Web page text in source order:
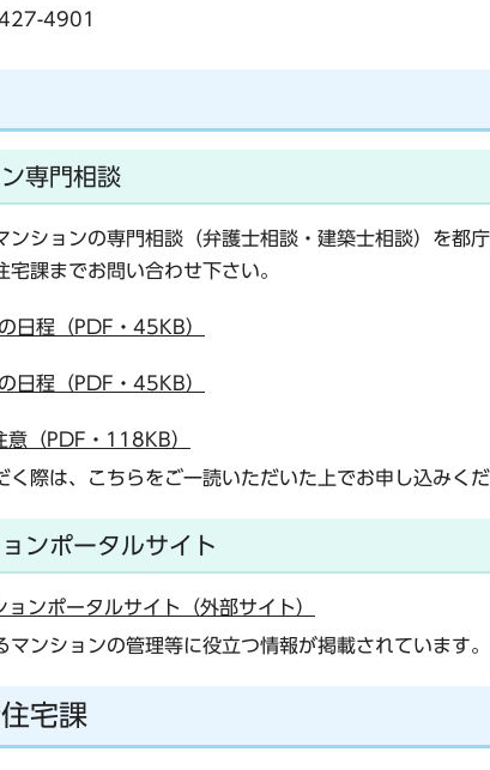
4901
専門相談
ンションの専門相談（弁護士相談・建築士相談）を都
宅課までお問い合わせ下さい。
日程（PDF・45KB）
日程（PDF・45KB）
意（PDF・118KB）
く際は、こちらをご一読いただいた上でお申し込みくだ
ンポータルサイト
ョンポータルサイト（外部サイト）
マンションの管理等に役立つ情報が掲載されています。
宅課